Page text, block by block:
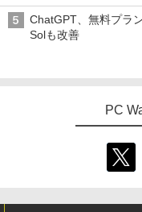
実力を探る
ChatGPT、無料プラ
Solも改善
PC